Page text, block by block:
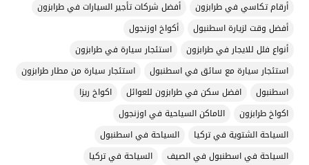
أرقام تكاسي في طرابزون
أفضل شركات تأجير السيارات في طرابزون
أفضل وقت لزيارة اسطنبول
أكواخ اوزنجول
أنواع فلل للايجار في طرابزون
استئجار سيارة في طرابزون
استئجار سيارة مع سائق في اسطنبول
استئجار سيارة من مطار طرابزون
اسطنبول
افضل سكن في طرابزون للعوائل
اكواخ ريزا
اكواخ طرابزون
الاماكن السياحية في اوزنجول
السياحة الشتوية في تركيا
السياحة في اسطنبول
السياحة في اسطنبول في الصيف
السياحة في تركيا